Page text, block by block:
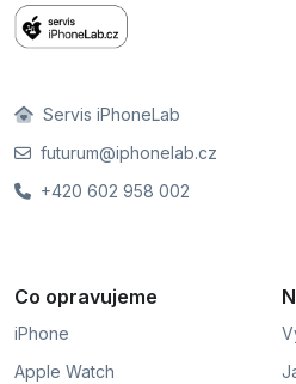
Servis iPhoneLab
futurum@iphonelab.cz
+420 602 958 002
Co opravujeme
iPhone
Apple Watch